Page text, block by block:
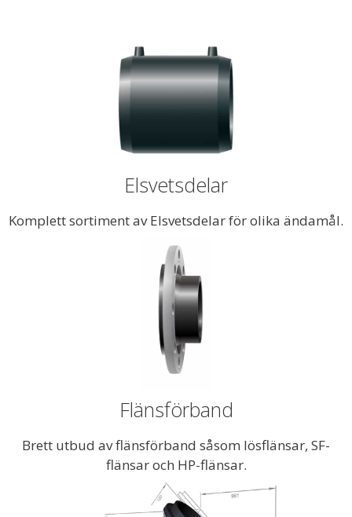
Elsvetsdelar
Komplett sortiment av Elsvetsdelar för olika ändamål.
Flänsförband
Brett utbud av flänsförband såsom lösflänsar, SF-
flänsar och HP-flänsar.